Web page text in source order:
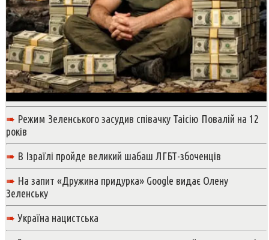
➠ Режим Зеленського засудив співачку Таісію Повалій на 12
років
➠ В Ізраїлі пройде великий шабаш ЛГБТ-збоченців
➠ На запит «Дружина придурка» Google видає Олену
Зеленську
➠ Україна нацистська